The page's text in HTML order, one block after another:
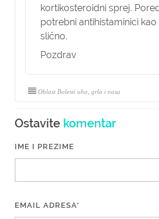
kortikosteroidni sprej.
potrebni antihistaminici
slično.
Pozdrav
Oblast Bolesti uha, grla i nosa
Ostavite komentar
IME I PREZIME
EMAIL ADRESA*